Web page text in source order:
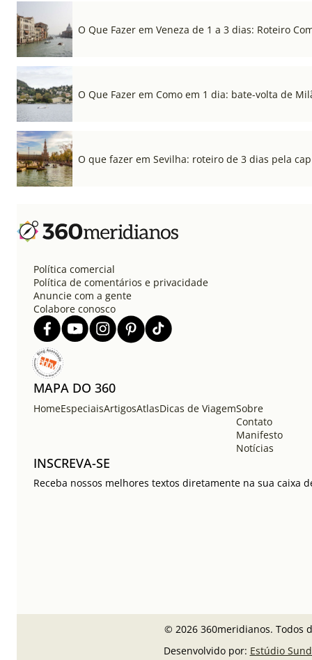
O Que Fazer em Veneza de 1 a 3 dias: Roteiro
O Que Fazer em Como em 1 dia: bate-volta de
O que fazer em Sevilha: roteiro de 3 dias pela
Política comercial
Política de comentários e privacidade
Anuncie com a gente
Colabore conosco
MAPA DO 360
HomeEspeciaisArtigosAtlasDicas de ViagemSobre
Contato
Manifesto
Notícias
INSCREVA-SE
Receba nossos melhores textos diretamente na sua caixa
© 2026 360meridianos. Todos
Desenvolvido por: Estúdio